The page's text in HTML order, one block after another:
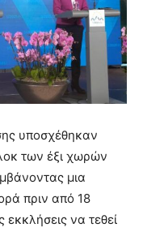
υποσχέθηκαν
των έξι χωρών
μια
πριν από 18
να τεθεί